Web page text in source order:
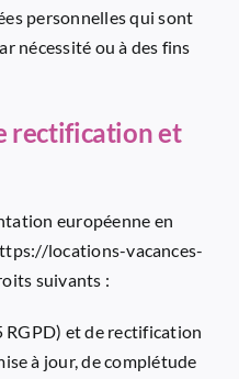
personnelles qui sont
nécessité ou à des fins
rectification et
européenne en
locations-vacances-
suivants :
RGPD) et de rectification
à jour, de complétude